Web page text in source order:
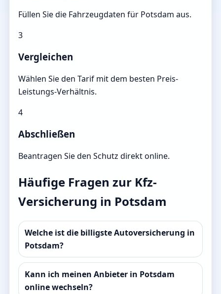
Füllen Sie die Fahrzeugdaten für Potsdam aus.
3
Vergleichen
Wählen Sie den Tarif mit dem besten Preis-
Leistungs-Verhältnis.
4
Abschließen
Beantragen Sie den Schutz direkt online.
Häufige Fragen zur Kfz-
Versicherung in Potsdam
Welche ist die billigste Autoversicherung in
Potsdam?
Kann ich meinen Anbieter in Potsdam
online wechseln?